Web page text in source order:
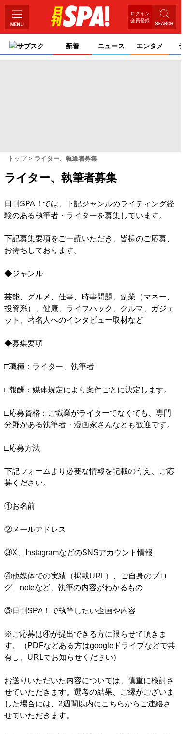
ログイン
会員登録
サブスク 新着 ニュース エンタメ
トップ ライター、執筆者募集
ライター、執筆者募集
日刊SPA！では、下記ジャンルのライティング経
験のある執筆者・ライターを募集しています。
下記募集要項をご一読いただき、皆様のご応募、
お待ちしております。
◆ジャンル
芸能、グルメ、仕事、時事問題、副業（マネー、
投資系）、健康、ライフハック、クルマ、ガジェ
ット、著名人へのインタビュー取材など
◆募集要項
□職種：ライター、執筆者
□報酬：媒体規定により案件ごとに決定します。
□応募資格：ご職業がライターでなくても、専門
分野がある執筆者・漫画家さんなども歓迎です。
□応募方法
下記フォームより必要な情報を記載のうえ、ご応
募ください。
①お名前
②メールアドレス
③X、InstagramなどのSNSアカウント情報
④他媒体での実績（掲載URL）、ご自身のブロ
グ、noteなど、執筆の内容がわかるもの
⑤日刊SPA！で執筆したい企画や内容
※ご応募は④が提出できる方に限らせて頂きま
す。（PDFなどある方はgoogleドライブなどで共
有し、URLでお知らせください）
お送りいただいた内容については、慎重に検討さ
せていただきます。選考の結果、ご縁がございま
した場合には、2週間以内にこちらからご連絡さ
せていただきます。